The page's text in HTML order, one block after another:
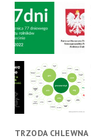
TRZODA CHLEWNA